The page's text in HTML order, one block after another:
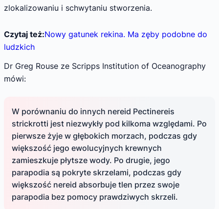
zlokalizowaniu i schwytaniu stworzenia.
Czytaj też:Nowy gatunek rekina. Ma zęby podobne do
ludzkich
Dr Greg Rouse ze Scripps Institution of Oceanography
mówi:
W porównaniu do innych nereid Pectinereis
strickrotti jest niezwykły pod kilkoma względami. Po
pierwsze żyje w głębokich morzach, podczas gdy
większość jego ewolucyjnych krewnych
zamieszkuje płytsze wody. Po drugie, jego
parapodia są pokryte skrzelami, podczas gdy
większość nereid absorbuje tlen przez swoje
parapodia bez pomocy prawdziwych skrzeli.